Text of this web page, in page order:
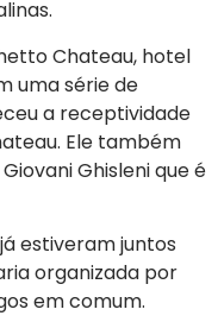
Chateau, hotel
uma série de
a receptividade
Ele também
Ghisleni que é
estiveram juntos
organizada por
em comum.